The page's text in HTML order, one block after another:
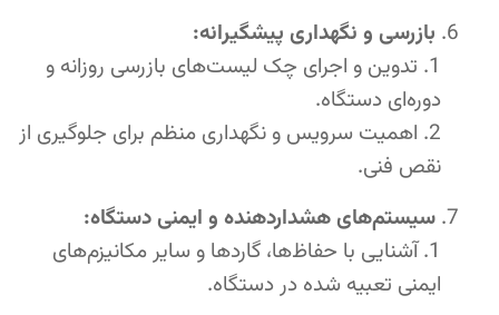
بازرسی و نگهداری پیشگیرانه:
تدوین و اجرای چک لیست‌های بازرسی روزانه و
دوره‌ای دستگاه.
اهمیت سرویس و نگهداری منظم برای جلوگیری از
نقص فنی.
سیستم‌های هشداردهنده و ایمنی دستگاه:
آشنایی با حفاظ‌ها، گاردها و سایر مکانیزم‌های
ایمنی تعبیه شده در دستگاه.